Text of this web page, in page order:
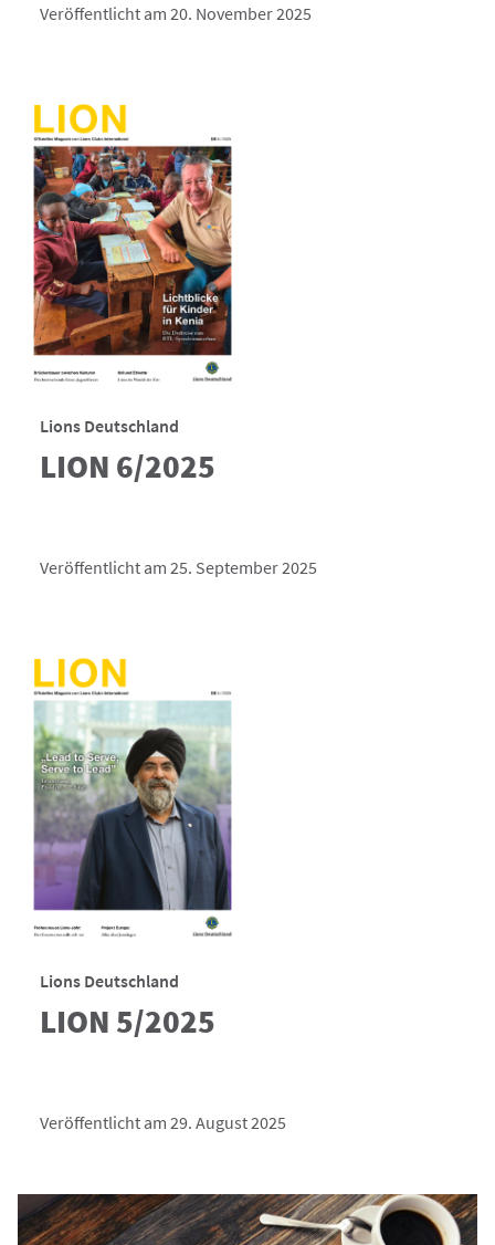
Veröffentlicht am 20. November 2025
Lions Deutschland
LION 6/2025
Veröffentlicht am 25. September 2025
Lions Deutschland
LION 5/2025
Veröffentlicht am 29. August 2025